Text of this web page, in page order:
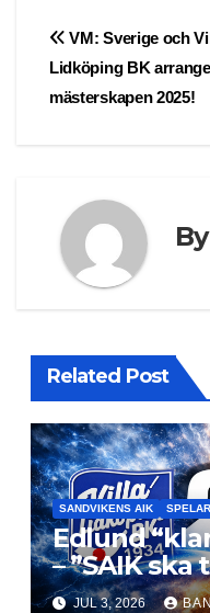
Post
navigation
VM: Sverige och
Lidköping BK
mästerskapen 2025!
By
Related Post
SANDVIKENS AIK
Edlund
– ”SAIK
klubben
JUL 3, 2026